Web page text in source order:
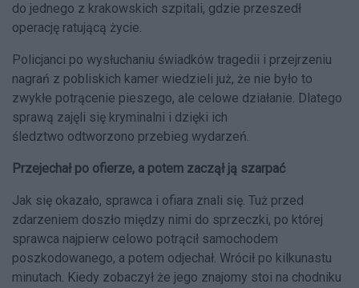
do jednego z krakowskich szpitali, gdzie przeszedł
operację ratującą życie.
Policjanci po wysłuchaniu świadków tragedii i przejrzeniu
nagrań z pobliskich kamer wiedzieli już, że nie było to
zwykłe potrącenie pieszego, ale celowe działanie. Dlatego
sprawą zajęli się kryminalni i dzięki ich
śledztwo odtworzono przebieg wydarzeń.
Przejechał po ofierze, a potem zaczął ją szarpać
Jak się okazało, sprawca i ofiara znali się. Tuż przed
zdarzeniem doszło między nimi do sprzeczki, po której
sprawca najpierw celowo potrącił samochodem
poszkodowanego, a potem odjechał. Wrócił po kilkunastu
minutach. Kiedy zobaczył że jego znajomy stoi na chodniku